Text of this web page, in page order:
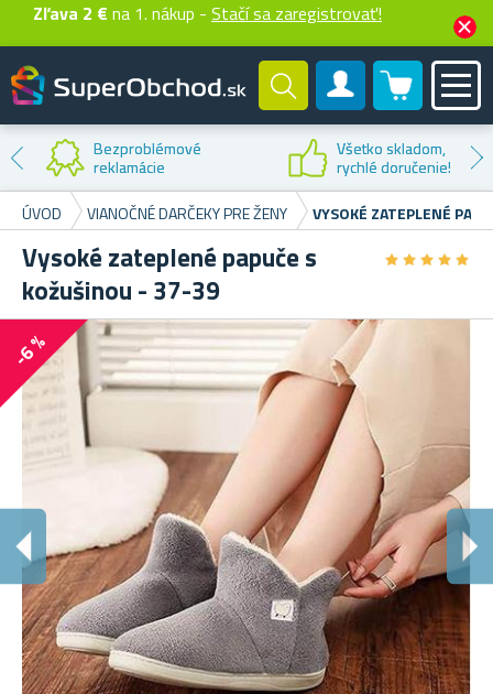
Zľava 2 € na 1. nákup - Stačí sa zaregistrovať!
Zákaznícky účet
0 produktů
Zľava na
prvý nákup
ÚVOD VIANOČNÉ DARČEKY PRE ŽENY VYSOKÉ ZATEPLENÉ
Vysoké zateplené papuče s
kožušinou - 37-39
★★★★★
★★★★★
-6 %